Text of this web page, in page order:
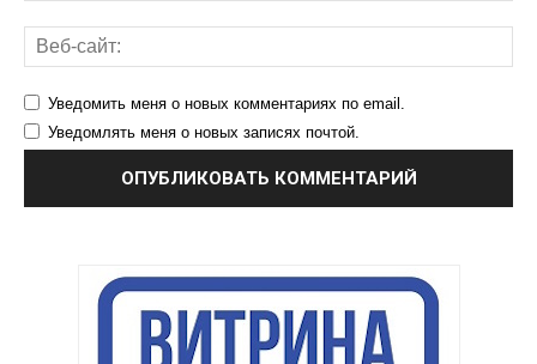
Уведомить меня о новых комментариях по email.
Уведомлять меня о новых записях почтой.